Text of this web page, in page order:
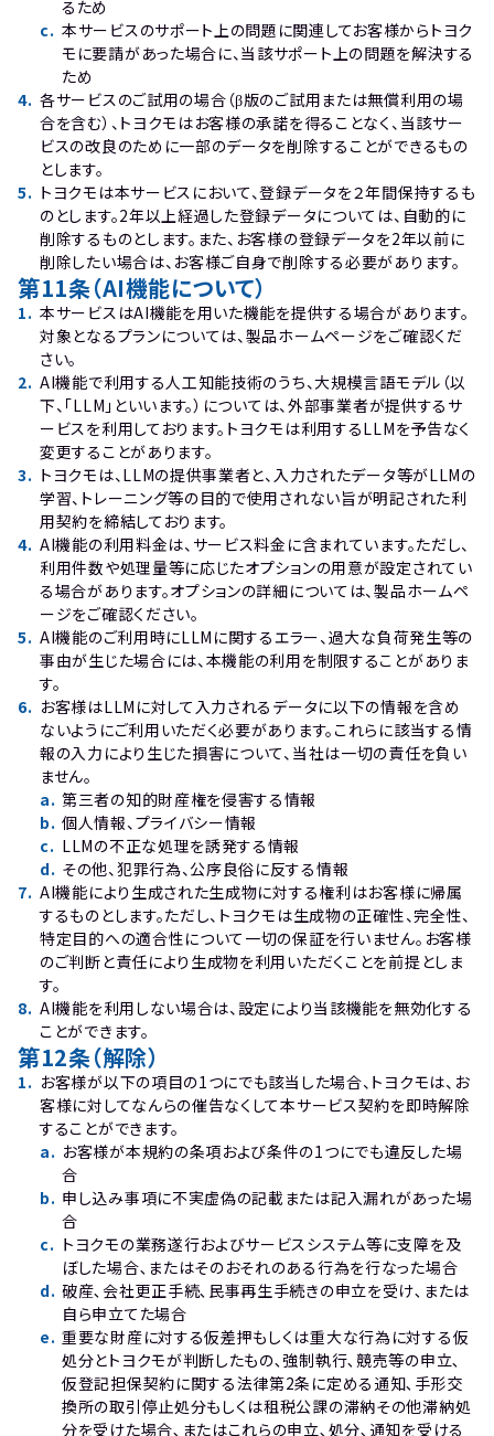
るため
c. 本サービスのサポート上の問題に関連してお客様からトヨク
モに要請があった場合に、当該サポート上の問題を解決する
ため
4. 各サービスのご試用の場合（β版のご試用または無償利用の場
合を含む）、トヨクモはお客様の承諾を得ることなく、当該サー
ビスの改良のために一部のデータを削除することができるもの
とします。
5. トヨクモは本サービスにおいて、登録データを２年間保持するも
のとします。2年以上経過した登録データについては、自動的に
削除するものとします。また、お客様の登録データを2年以前に
削除したい場合は、お客様ご自身で削除する必要があります。
第11条（AI機能について）
1. 本サービスはAI機能を用いた機能を提供する場合があります。
対象となるプランについては、製品ホームページをご確認くだ
さい。
2. AI機能で利用する人工知能技術のうち、大規模言語モデル（以
下、「LLM」といいます。）については、外部事業者が提供するサ
ービスを利用しております。トヨクモは利用するLLMを予告なく
変更することがあります。
3. トヨクモは、LLMの提供事業者と、入力されたデータ等がLLMの
学習、トレーニング等の目的で使用されない旨が明記された利
用契約を締結しております。
4. AI機能の利用料金は、サービス料金に含まれています。ただし、
利用件数や処理量等に応じたオプションの用意が設定されてい
る場合があります。オプションの詳細については、製品ホームペ
ージをご確認ください。
5. AI機能のご利用時にLLMに関するエラー、過大な負荷発生等の
事由が生じた場合には、本機能の利用を制限することがありま
す。
6. お客様はLLMに対して入力されるデータに以下の情報を含め
ないようにご利用いただく必要があります。これらに該当する情
報の入力により生じた損害について、当社は一切の責任を負い
ません。
a. 第三者の知的財産権を侵害する情報
b. 個人情報、プライバシー情報
c. LLMの不正な処理を誘発する情報
d. その他、犯罪行為、公序良俗に反する情報
7. AI機能により生成された生成物に対する権利はお客様に帰属
するものとします。ただし、トヨクモは生成物の正確性、完全性、
特定目的への適合性について一切の保証を行いません。お客様
のご判断と責任により生成物を利用いただくことを前提としま
す。
8. AI機能を利用しない場合は、設定により当該機能を無効化する
ことができます。
第12条（解除）
1. お客様が以下の項目の1つにでも該当した場合、トヨクモは、お
客様に対してなんらの催告なくして本サービス契約を即時解除
することができます。
a. お客様が本規約の条項および条件の1つにでも違反した場
合
b. 申し込み事項に不実虚偽の記載または記入漏れがあった場
合
c. トヨクモの業務遂行およびサービスシステム等に支障を及
ぼした場合､またはそのおそれのある行為を行なった場合
d. 破産､会社更正手続､民事再生手続きの申立を受け､または
自ら申立てた場合
e. 重要な財産に対する仮差押もしくは重大な行為に対する仮
処分とトヨクモが判断したもの､強制執行､競売等の申立､
仮登記担保契約に関する法律第2条に定める通知､手形交
換所の取引停止処分もしくは租税公課の滞納その他滞納処
分を受けた場合､またはこれらの申立､処分､通知を受ける